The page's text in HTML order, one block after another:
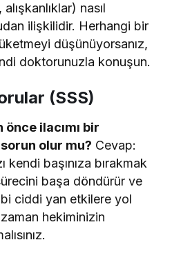
nasıl
ilişkilidir. Herhangi bir
düşünüyorsanız,
doktorunuzla konuşun.
(SSS)
ilacımı bir
olur mu? Cevap:
kendi başınıza bırakmak
başa döndürür ve
ciddi yan etkilere yol
zaman hekiminizin